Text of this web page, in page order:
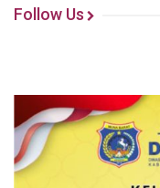
Follow Us